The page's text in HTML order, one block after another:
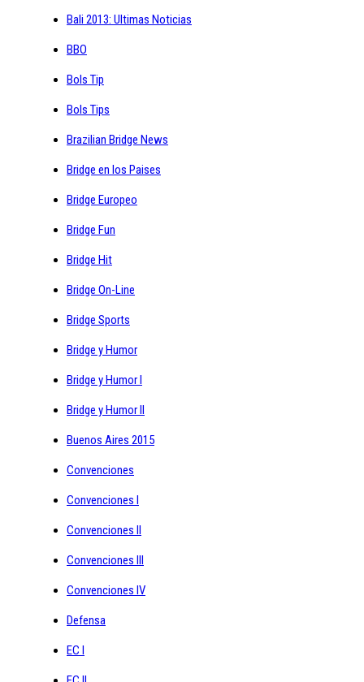
Bali 2013: Ultimas Noticias
BBO
Bols Tip
Bols Tips
Brazilian Bridge News
Bridge en los Paises
Bridge Europeo
Bridge Fun
Bridge Hit
Bridge On-Line
Bridge Sports
Bridge y Humor
Bridge y Humor I
Bridge y Humor II
Buenos Aires 2015
Convenciones
Convenciones I
Convenciones II
Convenciones III
Convenciones IV
Defensa
EC I